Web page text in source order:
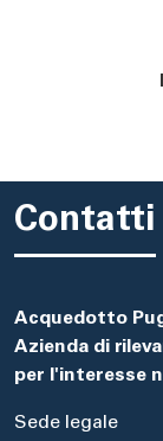
Contatti
Acquedotto
Azienda di
per l'interesse
Sede legale